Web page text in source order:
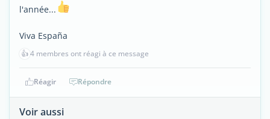
l'année...
Viva España
👍4 membres ont réagi à ce message
Réagir Répondre
Voir aussi